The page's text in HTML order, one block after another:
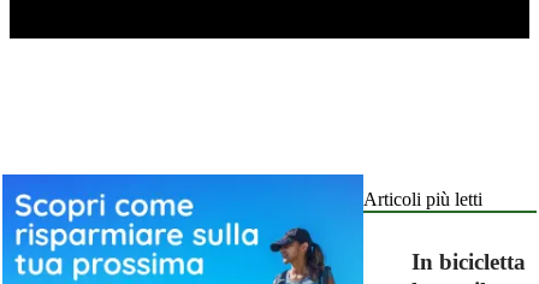
Articoli più letti
In bicicletta